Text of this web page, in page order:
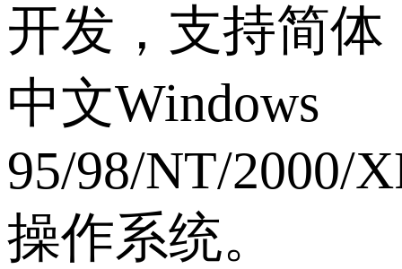
开发，支持简体
中文Windows
95/98/NT/2000/
操作系统。